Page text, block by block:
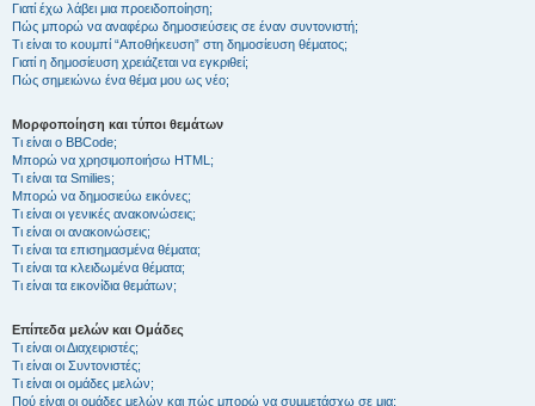
Γιατί έχω λάβει μια προειδοποίηση;
Πώς μπορώ να αναφέρω δημοσιεύσεις σε έναν συντονιστή;
Τι είναι το κουμπί “Αποθήκευση” στη δημοσίευση θέματος;
Γιατί η δημοσίευση χρειάζεται να εγκριθεί;
Πώς σημειώνω ένα θέμα μου ως νέο;
Μορφοποίηση και τύποι θεμάτων
Τι είναι ο BBCode;
Μπορώ να χρησιμοποιήσω HTML;
Τι είναι τα Smilies;
Μπορώ να δημοσιεύω εικόνες;
Τι είναι οι γενικές ανακοινώσεις;
Τι είναι οι ανακοινώσεις;
Τι είναι τα επισημασμένα θέματα;
Τι είναι τα κλειδωμένα θέματα;
Τι είναι τα εικονίδια θεμάτων;
Επίπεδα μελών και Ομάδες
Τι είναι οι Διαχειριστές;
Τι είναι οι Συντονιστές;
Τι είναι οι ομάδες μελών;
Πού είναι οι ομάδες μελών και πώς μπορώ να συμμετάσχω σε μια;